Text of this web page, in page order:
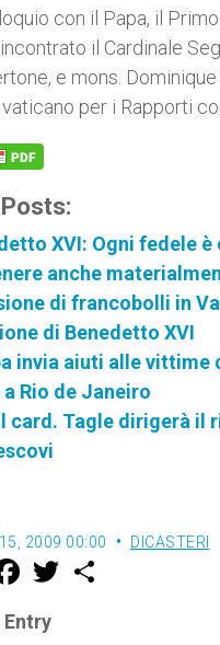
o
k
r
con il Papa, il
il Cardinale
e mons.
per i Rapporti
XVI: Ogni fedele è
anche
di francobolli in
di Benedetto XVI
invia aiuti alle vittime
Rio de Janeiro
card. Tagle dirigerà il
2009 00:00 DICASTERI
F
a
e
b
w
Entry